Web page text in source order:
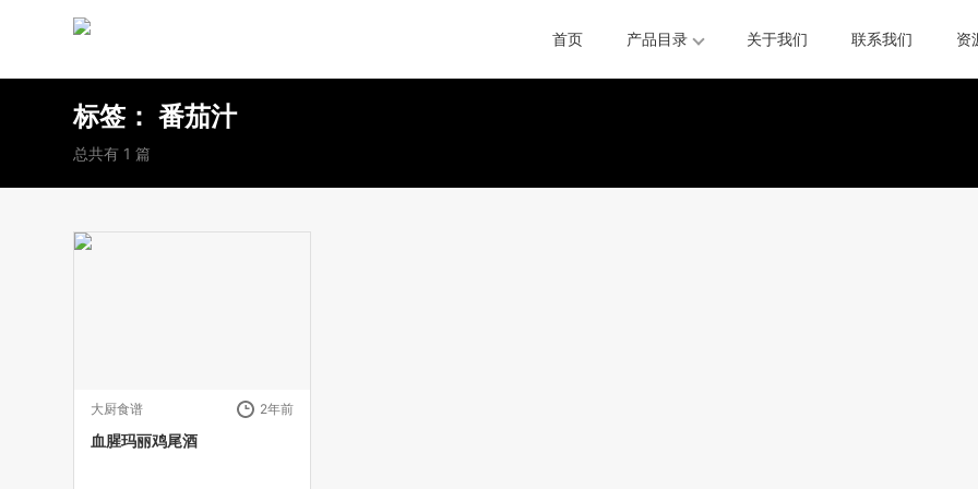
首页 产品目录 关于我们 联系我们 资
标签：番茄汁
总共有 1 篇
大厨食谱 2年前
血腥玛丽鸡尾酒